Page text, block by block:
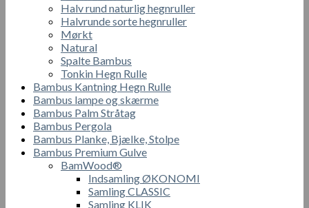
Halv rund naturlig hegnruller
Halvrunde sorte hegnruller
Mørkt
Natural
Spalte Bambus
Tonkin Hegn Rulle
Bambus Kantning Hegn Rulle
Bambus lampe og skærme
Bambus Palm Stråtag
Bambus Pergola
Bambus Planke, Bjælke, Stolpe
Bambus Premium Gulve
BamWood®
Indsamling ØKONOMI
Samling CLASSIC
Samling KLIK